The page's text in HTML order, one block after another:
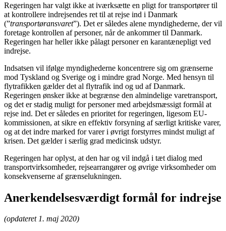
Regeringen har valgt ikke at iværksætte en pligt for transportører til
at kontrollere indrejsendes ret til at rejse ind i Danmark
(”transportøransvaret”). Det er således alene myndighederne, der vil
foretage kontrollen af personer, når de ankommer til Danmark.
Regeringen har heller ikke pålagt personer en karantænepligt ved
indrejse.
Indsatsen vil ifølge myndighederne koncentrere sig om grænserne
mod Tyskland og Sverige og i mindre grad Norge. Med hensyn til
flytrafikken gælder det al flytrafik ind og ud af Danmark.
Regeringen ønsker ikke at begrænse den almindelige varetransport,
og det er stadig muligt for personer med arbejdsmæssigt formål at
rejse ind. Det er således en prioritet for regeringen, ligesom EU-
kommissionen, at sikre en effektiv forsyning af særligt kritiske varer,
og at det indre marked for varer i øvrigt forstyrres mindst muligt af
krisen. Det gælder i særlig grad medicinsk udstyr.
Regeringen har oplyst, at den har og vil indgå i tæt dialog med
transportvirksomheder, rejsearrangører og øvrige virksomheder om
konsekvenserne af grænselukningen.
Anerkendelsesværdigt formål for indrejse
(opdateret 1. maj 2020)